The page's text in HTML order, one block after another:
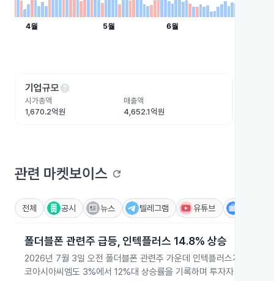
기업규모help
시가총액
1,670.2억원
매출액
4,652.1억원
관련 마켓보이스 refresh
전체 공시 뉴스 텔레그램 유튜브
폴더블폰 관련주 급등, 인텍플러스 14.8% 상승
2026년 7월 3일 오전 폴더블폰 관련주 가운데 인텍플러스가 전일
코아시아씨엠도 3%에서 12%대 상승률을 기록하며 투자자 관심이 집